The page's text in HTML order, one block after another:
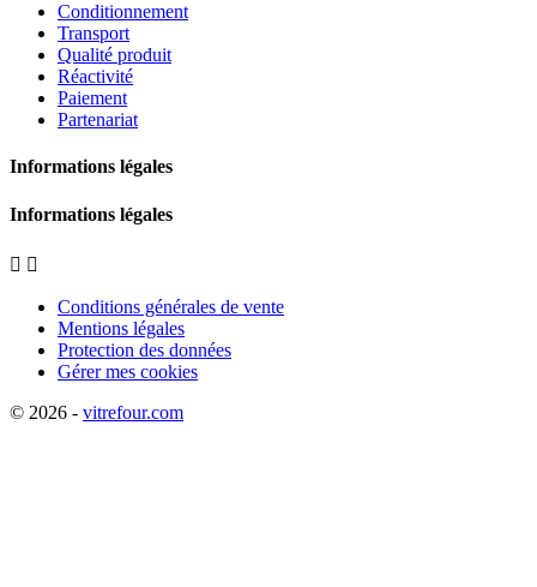
Conditionnement
Transport
Qualité produit
Réactivité
Paiement
Partenariat
Informations légales
Informations légales
 
Conditions générales de vente
Mentions légales
Protection des données
Gérer mes cookies
© 2026 - vitrefour.com